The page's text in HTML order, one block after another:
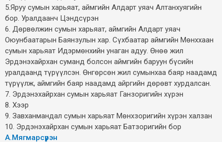
5.Яруу сумын харьяат, аймгийн Алдарт уяач Алтанхуягийн
бор. Уралдаанч Цэндсүрэн
6. Дөрвөлжин сумын харьяат, аймгийн Алдарт уяач
Оюунбаатарын Баянзулын хар. Сүхбаатар аймгийн Мөнххаан
сумын харьяат Идэрмөнхийн унаган адуу. Өнөө жил
Эрдэнэхайрхан суманд болсон аймгийн баруун бүсийн
уралдаанд түрүүлсэн. Өнгөрсөн жил сумынхаа баяр наадамд
түрүүлж, аймгийн баяр наадамд айргийн дөрөвт хурдалсан.
7. Эрдэнэхайрхан сумын харьяат Ганзоригийн хүрэн
8. Хээр
9. Завханмандал сумын харьяат Мөнхзоригийн хүрэн халзан
10. Эрдэнэхайрхан сумын харьяат Батзоригийн бор
А.Мягмарсүрэн